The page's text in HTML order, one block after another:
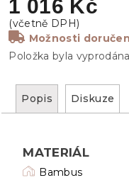
1 016 Kč
Možnosti
Položka byla
Popis Diskuze
MATERIÁL
Bambus